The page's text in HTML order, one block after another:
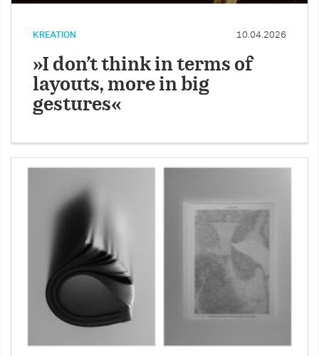
KREATION 10.04.2026
»I don’t think in terms of
layouts, more in big
gestures«